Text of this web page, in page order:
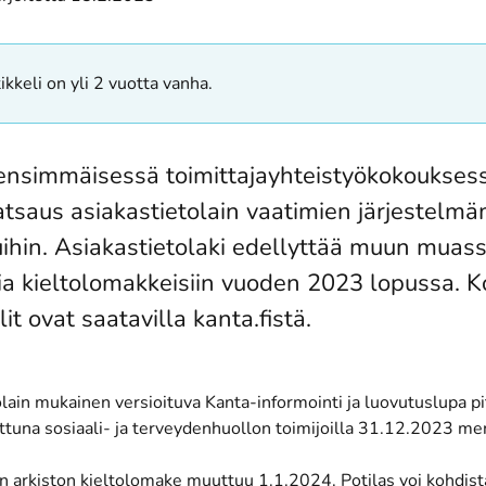
on yli 2 vuotta vanha.
asiakastietolain vaatimien
Asiakastietolaki edellyttää muun
kieltolomakkeisiin vuoden 2023 lopussa.
ovat saatavilla kanta.fistä.
mukainen versioituva Kanta-informointi ja luovutuslupa
sosiaali- ja terveydenhuollon toimijoilla 31.12.2023
arkiston kieltolomake muuttuu 1.1.2024. Potilas voi